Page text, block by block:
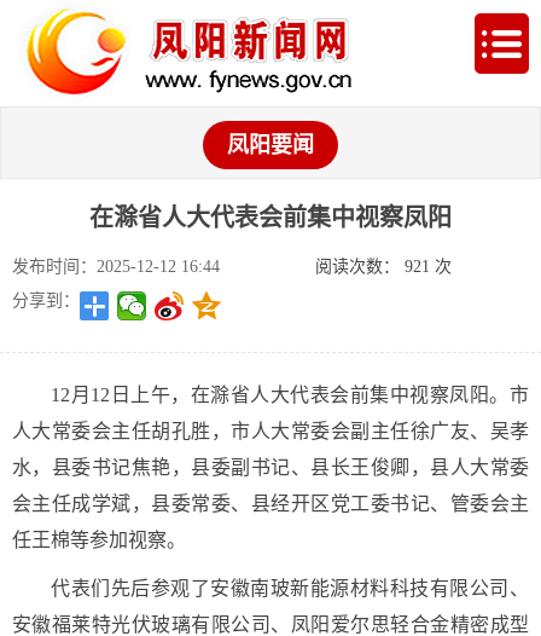
凤阳要闻
在滁省人大代表会前集中视察凤阳
发布时间：2025-12-12 16:44 阅读次数： 921 次
分享到：
12月12日上午，在滁省人大代表会前集中视察凤阳。市
人大常委会主任胡孔胜，市人大常委会副主任徐广友、吴孝
水，县委书记焦艳，县委副书记、县长王俊卿，县人大常委
会主任成学斌，县委常委、县经开区党工委书记、管委会主
任王棉等参加视察。
代表们先后参观了安徽南玻新能源材料科技有限公司、
安徽福莱特光伏玻璃有限公司、凤阳爱尔思轻合金精密成型